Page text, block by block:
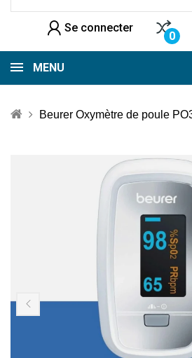
Se connecter
0
MENU
Beurer Oxymètre de poule